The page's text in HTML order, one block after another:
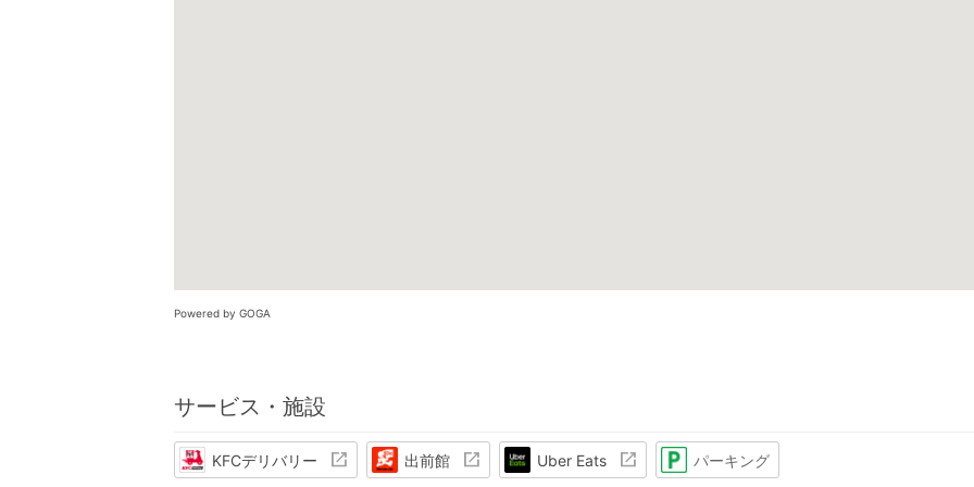
Powered by GOGA
サービス・施設
KFCデリバリー 出前館 Uber Eats パーキング